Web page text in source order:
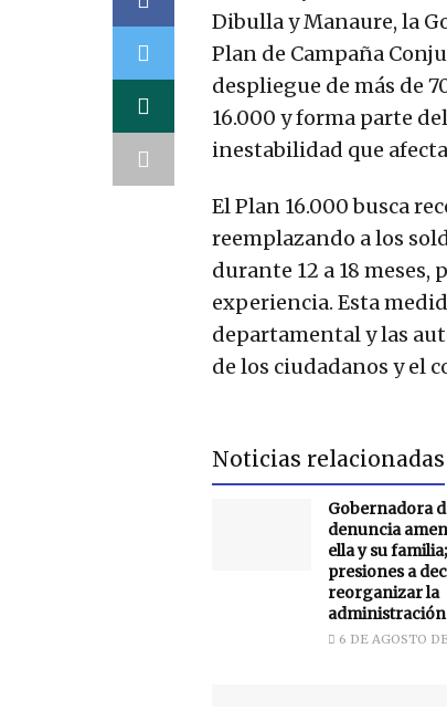
Dibulla y Manaure, la
Plan de Campaña
despliegue de más de
16.000 y forma parte
inestabilidad que
El Plan 16.000 busca
reemplazando a los
durante 12 a 18
experiencia. Esta
departamental y las
de los ciudadanos y el
Noticias relacionadas
Gobernadora
denuncia
ella y su
presiones a
reorganizar la
6 DE AGOSTO